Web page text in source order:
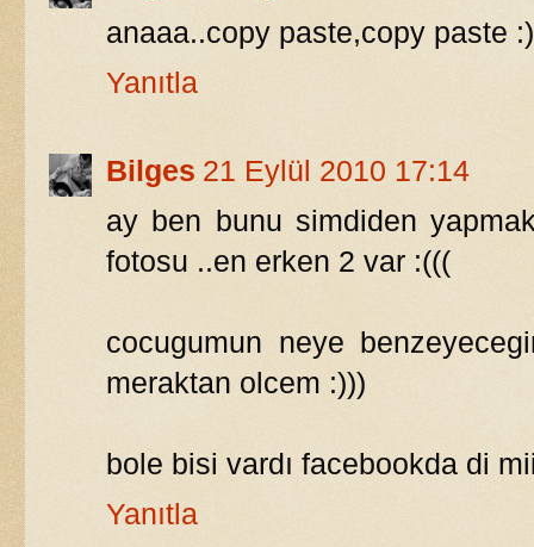
anaaa..copy paste,copy paste
Yanıtla
Bilges 21 Eylül 2010 17:14
ay ben bunu simdiden
fotosu ..en erken 2 var :(((
cocugumun neye
meraktan olcem :)))
bole bisi vardı facebookda di
Yanıtla